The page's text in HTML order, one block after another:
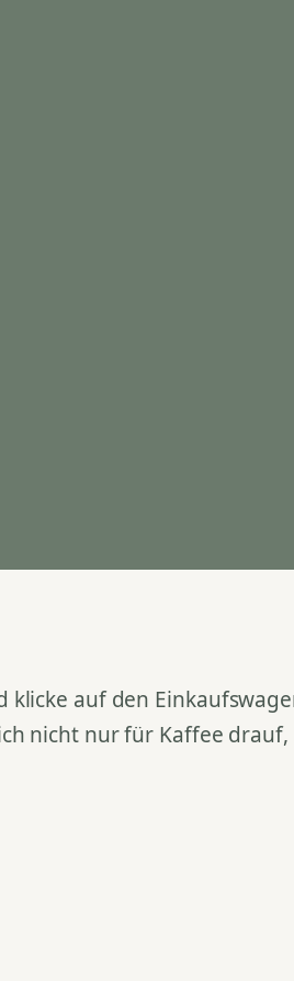
auf den
nicht nur für Kaffee